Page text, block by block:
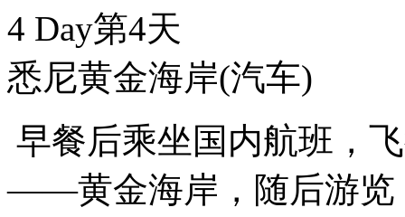
4 Day第4天
悉尼黄金海岸(汽车)
早餐后乘坐国内航班，
——黄金海岸，随后游览